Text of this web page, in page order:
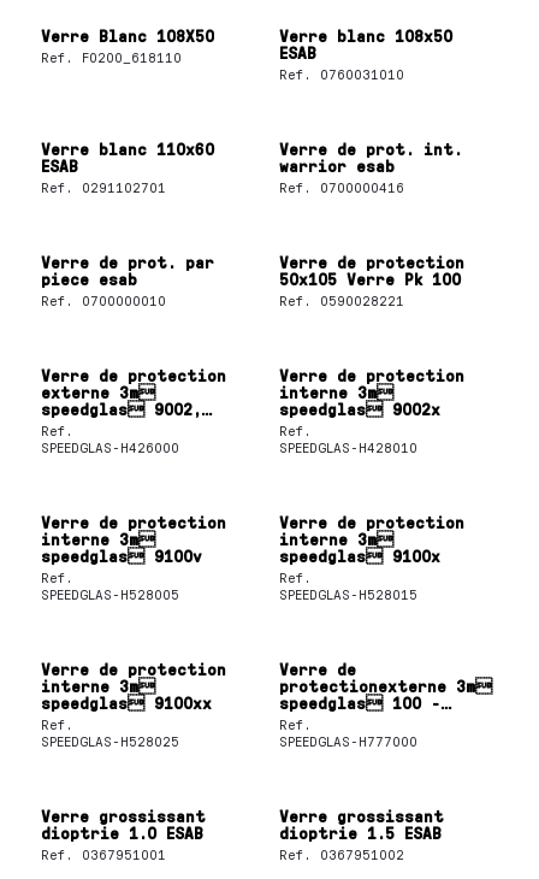
Verre Blanc 108X50
Ref. F0200_618110
Verre blanc 108x50
ESAB
Ref. 0760031010
Verre blanc 110x60
ESAB
Ref. 0291102701
Verre de prot. int.
warrior esab
Ref. 0700000416
Verre de prot. par
piece esab
Ref. 0700000010
Verre de protection
50x105 Verre Pk 100
Ref. 0590028221
Verre de protection
externe 3m
speedglas 9002,
standard
Ref.
SPEEDGLAS-H426000
Verre de protection
interne 3m
speedglas 9002x
Ref.
SPEEDGLAS-H428010
Verre de protection
interne 3m
speedglas 9100v
Ref.
SPEEDGLAS-H528005
Verre de protection
interne 3m
speedglas 9100x
Ref.
SPEEDGLAS-H528015
Verre de protection
interne 3m
speedglas 9100xx
Ref.
SPEEDGLAS-H528025
Verre de
protectionexterne 3m
speedglas 100 -
supra résistant aux
rayures
Ref.
SPEEDGLAS-H777000
Verre grossissant
dioptrie 1.0 ESAB
Ref. 0367951001
Verre grossissant
dioptrie 1.5 ESAB
Ref. 0367951002